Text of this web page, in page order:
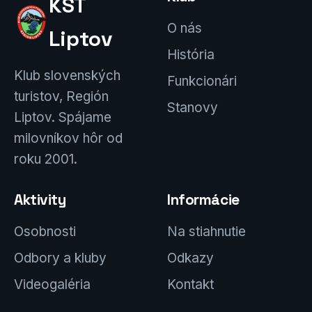
Liptov
Klub slovenských
turistov, Región
Liptov. Spájame
milovníkov hôr od
roku 2001.
O nás
História
Funkcionári
Stanovy
Aktivity
Osobnosti
Odbory a kluby
Videogaléria
Informácie
Na stiahnutie
Odkazy
Kontakt